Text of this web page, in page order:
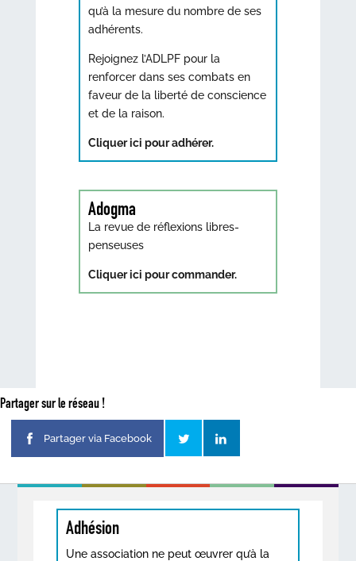
qu’à la mesure du nombre de ses
adhérents.
Rejoignez l’ADLPF pour la
renforcer dans ses combats en
faveur de la liberté de conscience
et de la raison.
Cliquer ici pour adhérer.
Adogma
La revue de réflexions libres-
penseuses
Cliquer ici pour commander.
Partager sur le réseau !
Partager via Facebook
Adhésion
Une association ne peut œuvrer qu’à la